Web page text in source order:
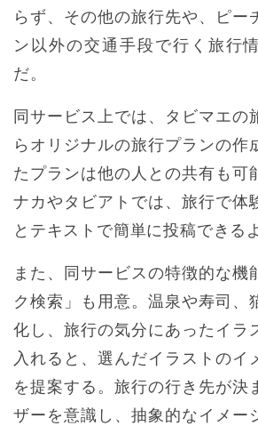
らず、その他の旅行先や、ピー
ン以外の交通手段で行く旅行
だ。
同サービス上では、タビマエの
らオリジナルの旅行プランの作
たプランは他の人との共有も可
ナカやタビアトでは、旅行で体
とテキストで簡単に投稿できる
また、同サービスの特徴的な機
ク検索」も用意。温泉や寿司、
化し、旅行の気分にあったイラ
入れると、選んだイラストのイ
を提案する。旅行の行き先が決
ザーを意識し、抽象的なイメー